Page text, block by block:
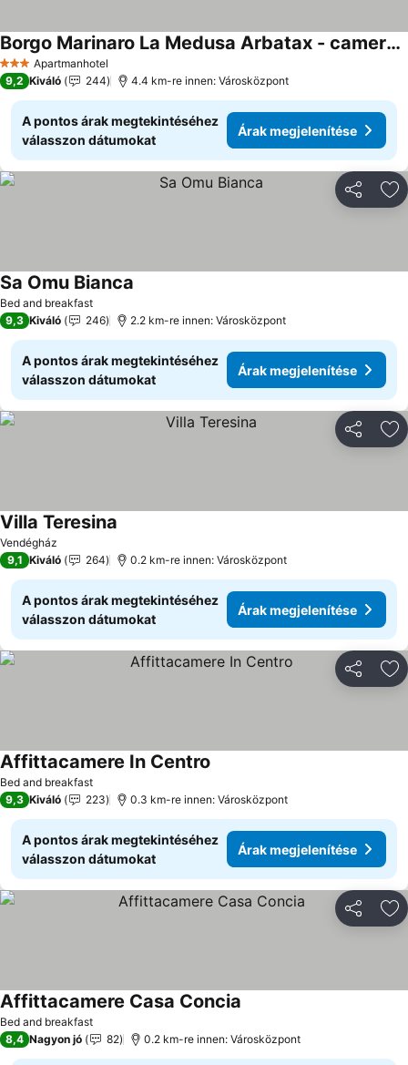
3 KategóriaApartmanhotel
Borgo Marinaro La Medusa Arbatax - camera matrimoniale con bagno privato
9,2 Kiváló 244 4.4 km-re innen: Városközpont
A pontos árak megtekintéséhez
válasszon dátumokat
Árak megjelenítése
Bed and breakfast
Sa Omu Bianca
9,3 Kiváló 246 2.2 km-re innen: Városközpont
A pontos árak megtekintéséhez
válasszon dátumokat
Árak megjelenítése
Vendégház
Villa Teresina
9,1 Kiváló 264 0.2 km-re innen: Városközpont
A pontos árak megtekintéséhez
válasszon dátumokat
Árak megjelenítése
Bed and breakfast
Affittacamere In Centro
9,3 Kiváló 223 0.3 km-re innen: Városközpont
A pontos árak megtekintéséhez
válasszon dátumokat
Árak megjelenítése
Bed and breakfast
Affittacamere Casa Concia
8,4 Nagyon jó 82 0.2 km-re innen: Városközpont